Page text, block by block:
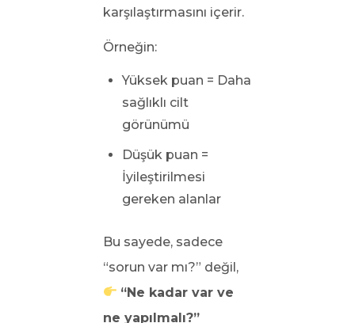
karşılaştırmasını içerir.
Örneğin:
Yüksek puan = Daha
sağlıklı cilt
görünümü
Düşük puan =
İyileştirilmesi
gereken alanlar
Bu sayede, sadece
“sorun var mı?” değil,
“Ne kadar var ve
ne yapılmalı?”